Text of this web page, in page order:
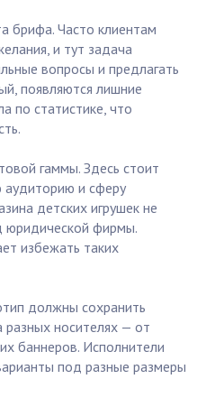
брифа. Часто клиентам
и тут задача
вопросы и предлагать
появляются лишние
по статистике, что
гаммы. Здесь стоит
аудиторию и сферу
детских игрушек не
юридической фирмы.
избежать таких
должны сохранить
разных носителях — от
баннеров. Исполнители
под разные размеры